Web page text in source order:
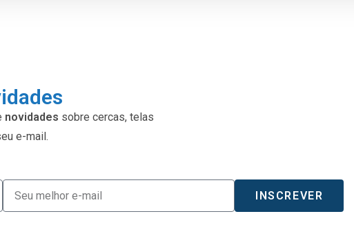
novidades sobre cercas, telas
e-mail.
INSCREVER